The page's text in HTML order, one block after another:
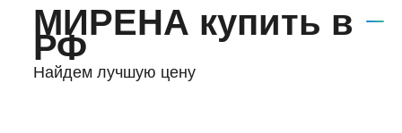
МИРЕНА купить в
РФ
Найдем лучшую цену